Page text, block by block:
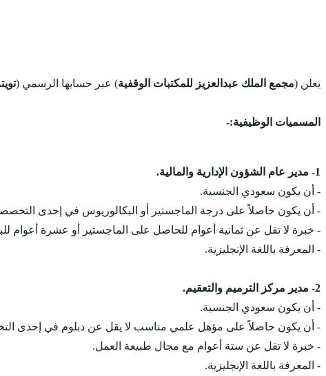
يعلن (مجمع الملك عبدالعزيز للمكتبات الوقفية) عبر حسابها الرسمي (
المسميات الوظيفية:-
1- مدير عام الشؤون الإدارية والمالية.
- أن يكون سعودي الجنسية.
- أن يكون حاصلاً على درجة الماجستير أو البكالوريوس في إحدى التخصصات
- خبرة لا تقل عن ثمانية أعوام للحاصل على الماجستير أو عشرة أعوام
- المعرفة باللغة الإنجليزية.
2- مدير مركز الترميم والتعقيم.
- أن يكون سعودي الجنسية.
- أن يكون حاصلاً على مؤهل علمي مناسب لا يقل عن دبلوم في إحدى
- خبرة لا تقل عن ستة أعوام مع مجال طبيعة العمل.
- المعرفة باللغة الإنجليزية.